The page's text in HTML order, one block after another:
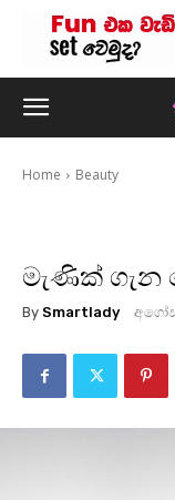
Home Beauty
මැණික් ගැන
By Smartlady